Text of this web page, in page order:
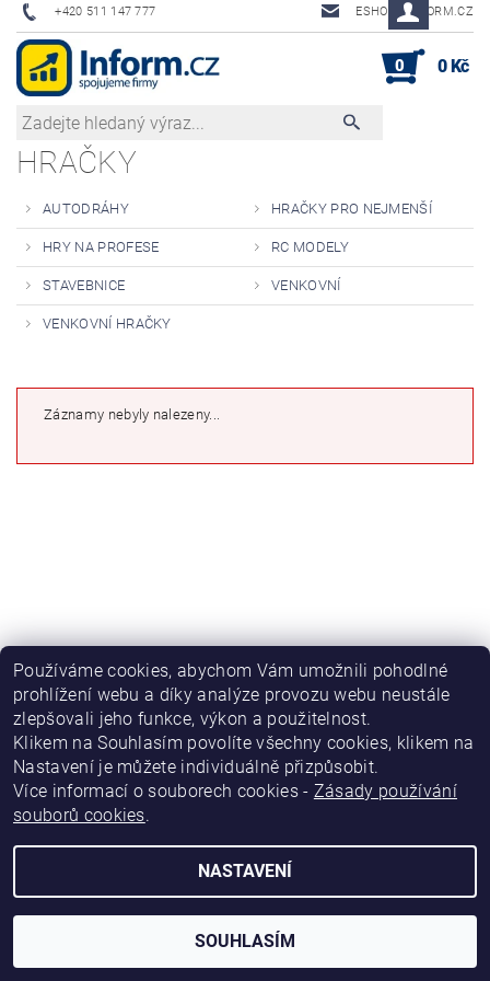
+420 511 147 777 ESHOP@INFORM.CZ
0 0 Kč
HRAČKY
AUTODRÁHY HRAČKY PRO NEJMENŠÍ
HRY NA PROFESE RC MODELY
STAVEBNICE VENKOVNÍ
VENKOVNÍ HRAČKY
Záznamy nebyly nalezeny...
Obchodní podmínky | Podmínky ochrany osobních údajů
Napište nám | Katalog firem Inform.cz
2026 © eshop.inform.cz, všechna práva vyhrazena
Vytvořil Shoptet
Používáme cookies, abychom Vám umožnili pohodlné
prohlížení webu a díky analýze provozu webu neustále
zlepšovali jeho funkce, výkon a použitelnost.
Klikem na Souhlasím povolíte všechny cookies, klikem na
Nastavení je můžete individuálně přizpůsobit.
Více informací o souborech cookies - Zásady používání
souborů cookies.
NASTAVENÍ
SOUHLASÍM